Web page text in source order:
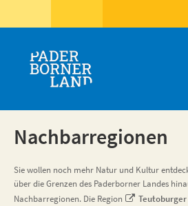
Nachbarregionen
Sie wollen noch mehr Natur und Kultur
über die Grenzen des Paderborner Landes
Nachbarregionen. Die Region
Teutoburger